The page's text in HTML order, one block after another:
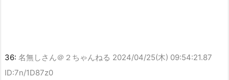
36: 名無しさん＠２ちゃんねる 2024/04/25(木) 09:54:21.87
ID:7n/1D87z0